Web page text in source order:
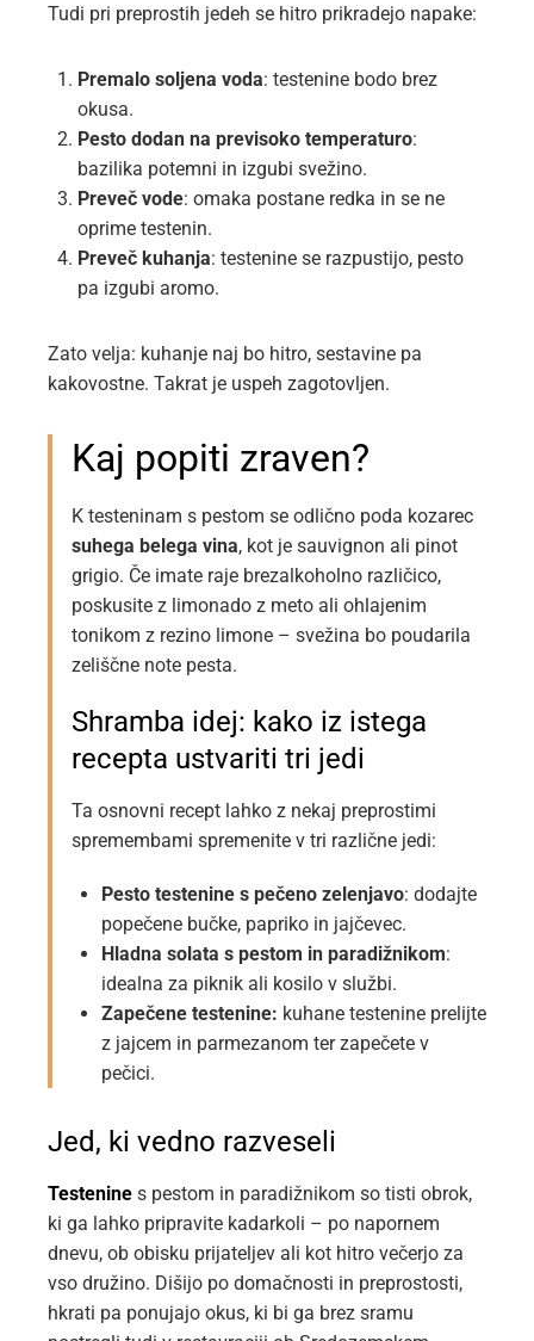
Tudi pri preprostih jedeh se hitro prikradejo napake:
Premalo soljena voda: testenine bodo brez
okusa.
Pesto dodan na previsoko temperaturo:
bazilika potemni in izgubi svežino.
Preveč vode: omaka postane redka in se ne
oprime testenin.
Preveč kuhanja: testenine se razpustijo, pesto
pa izgubi aromo.
Zato velja: kuhanje naj bo hitro, sestavine pa
kakovostne. Takrat je uspeh zagotovljen.
Kaj popiti zraven?
K testeninam s pestom se odlično poda kozarec
suhega belega vina, kot je sauvignon ali pinot
grigio. Če imate raje brezalkoholno različico,
poskusite z limonado z meto ali ohlajenim
tonikom z rezino limone – svežina bo poudarila
zeliščne note pesta.
Shramba idej: kako iz istega
recepta ustvariti tri jedi
Ta osnovni recept lahko z nekaj preprostimi
spremembami spremenite v tri različne jedi:
Pesto testenine s pečeno zelenjavo: dodajte
popečene bučke, papriko in jajčevec.
Hladna solata s pestom in paradižnikom:
idealna za piknik ali kosilo v službi.
Zapečene testenine: kuhane testenine prelijte
z jajcem in parmezanom ter zapečete v
pečici.
Jed, ki vedno razveseli
Testenine s pestom in paradižnikom so tisti obrok,
ki ga lahko pripravite kadarkoli – po napornem
dnevu, ob obisku prijateljev ali kot hitro večerjo za
vso družino. Dišijo po domačnosti in preprostosti,
hkrati pa ponujajo okus, ki bi ga brez sramu